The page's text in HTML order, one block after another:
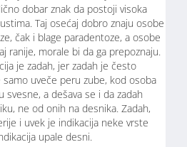
dobar znak da postoji visoka
Taj osećaj dobro znaju osobe
čak i blage paradentoze, a osobe
ranije, morale bi da ga prepoznaju.
je zadah, jer zadah je često
uveče peru zube, kod osoba
svesne, a dešava se i da zadah
ne od onih na desnika. Zadah,
i uvek je indikacija neke vrste
upale desni.